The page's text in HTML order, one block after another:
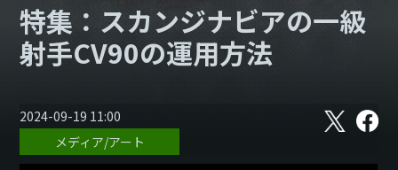
特集：スカンジナビアの一級
射手CV90の運用方法
2024-09-19 11:00 X フ
ェ
ス
メディア/アート